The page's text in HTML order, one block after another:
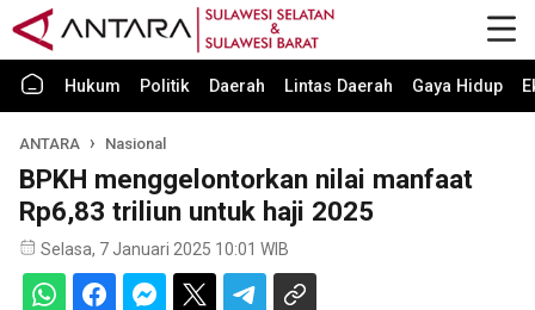
Hukum Politik Daerah Lintas Daerah Gaya Hidup
ANTARA Nasional
BPKH menggelontorkan nilai manfaat
Rp6,83 triliun untuk haji 2025
Selasa, 7 Januari 2025 10:01 WIB